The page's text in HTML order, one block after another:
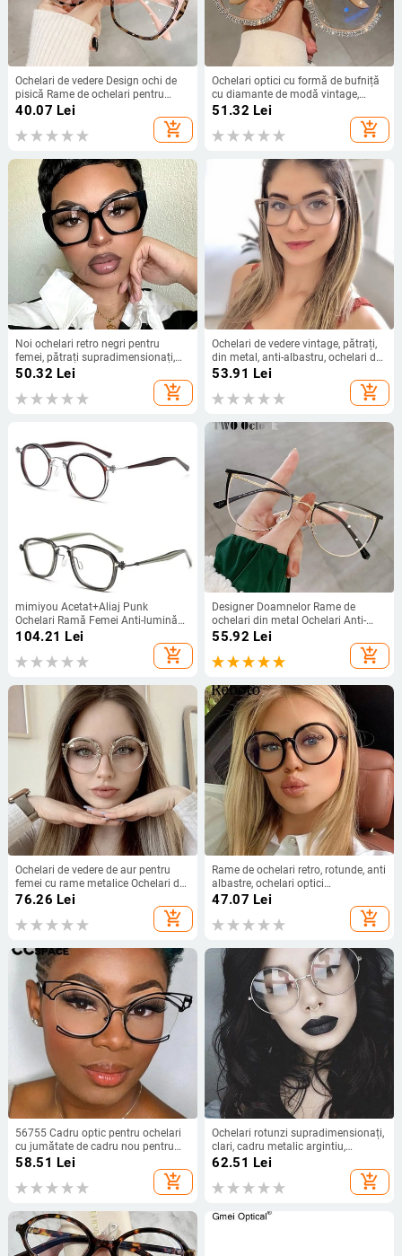
Ochelari de vedere Design ochi de
pisică Rame de ochelari pentru
femei Ochelari de blocare a luminii
albastre Ochelari de modă pentru
femei antiradiații Ochelari cu filtru
40.07 Lei
add_shopping_cart
Ochelari optici cu formă de bufniță
cu diamante de modă vintage,
cadru de ochelari pentru femei,
ochelari la modă, ochelari retro de
designer de lux
51.32 Lei
add_shopping_cart
Noi ochelari retro negri pentru
femei, pătrați supradimensionați,
anti-lumină albastră, pentru
computer, ochelari de ochi pentru
femei, de designer de marcă,
50.32 Lei
add_shopping_cart
Ochelari de vedere vintage, pătrați,
din metal, anti-albastru, ochelari de
ochi pentru femei, la modă,
confortabili, pentru computer,
ochelari transparenți pentru femei
53.91 Lei
add_shopping_cart
mimiyou Acetat+Aliaj Punk
Ochelari Ramă Femei Anti-lumină
albastră Ochelari optici Bărbați
Ochelari pentru computer
104.21 Lei
add_shopping_cart
Designer Doamnelor Rame de
ochelari din metal Ochelari Anti-
Raze Albastre Femei Retro Cat Eye
0 Dioptrie Optic Ochelari Rama
Vintage Femei
55.92 Lei
add_shopping_cart
Ochelari de vedere de aur pentru
femei cu rame metalice Ochelari de
blocare a luminii albastre Ochelari
de computer de designer de lux,
rotunji, sculptati cu flori Nou
76.26 Lei
add_shopping_cart
Rame de ochelari retro, rotunde, anti
albastre, ochelari optici
supradimensionați, transparente,
pentru femei, ochelari cu prescripție
medicală
47.07 Lei
add_shopping_cart
56755 Cadru optic pentru ochelari
cu jumătate de cadru nou pentru
femei, ochi de pisică, metal, oglindă
plată, cu picioare clare, ochelari
pentru ochi
58.51 Lei
add_shopping_cart
Ochelari rotunzi supradimensionați,
clari, cadru metalic argintiu,
ochelari vintage cu cerc mare, de
designer de marcă, ochelari uriași,
mari, tocilar, femei
62.51 Lei
add_shopping_cart